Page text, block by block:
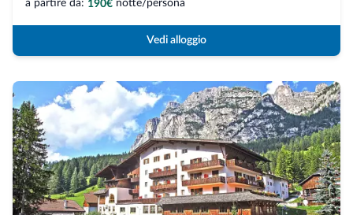
a partire da: 190€ notte/persona
Vedi alloggio